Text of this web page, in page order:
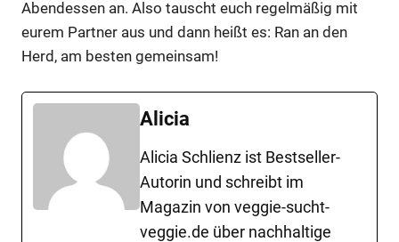
Abendessen an. Also tauscht euch regelmäßig mit
eurem Partner aus und dann heißt es: Ran an den
Herd, am besten gemeinsam!
Alicia
Alicia Schlienz ist Bestseller-
Autorin und schreibt im
Magazin von veggie-sucht-
veggie.de über nachhaltige